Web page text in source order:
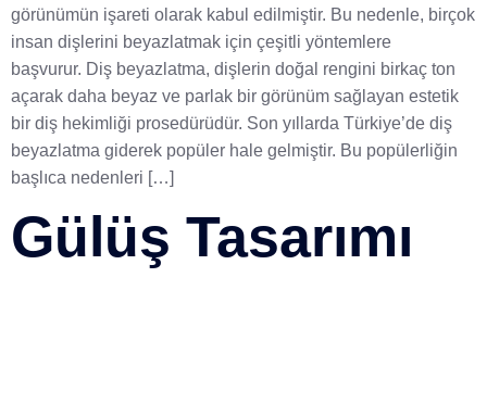
görünümün işareti olarak kabul edilmiştir. Bu nedenle, birçok
insan dişlerini beyazlatmak için çeşitli yöntemlere
başvurur. Diş beyazlatma, dişlerin doğal rengini birkaç ton
açarak daha beyaz ve parlak bir görünüm sağlayan estetik
bir diş hekimliği prosedürüdür. Son yıllarda Türkiye’de diş
beyazlatma giderek popüler hale gelmiştir. Bu popülerliğin
başlıca nedenleri […]
Gülüş Tasarımı